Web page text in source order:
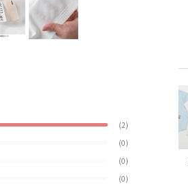
(2)
(0)
(0)
(0)